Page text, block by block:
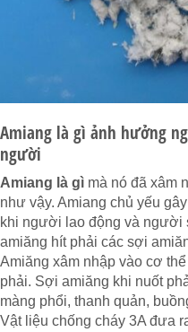
Amiang là gì ảnh hưởng
người
Amiang là gì mà nó đã xâm
như vậy. Amiang chủ yếu
khi người lao động và người
amiăng hít phải các sợi
Amiăng xâm nhập vào cơ
phải. Sợi amiăng khi nuốt
màng phổi, thanh quản,
Vật liệu chống cháy 3A đưa